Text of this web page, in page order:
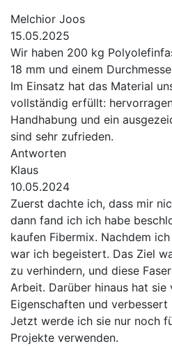
Melchior Joos
15.05.2025
Wir haben 200 kg
18 mm und einem
Im Einsatz hat das Material
vollständig erfüllt:
Handhabung und ein
sind sehr zufrieden.
Antworten
Klaus
10.05.2024
Zuerst dachte ich, dass mir
dann fand ich ich habe
kaufen Fibermix. Nachdem
war ich begeistert. Das Ziel
zu verhindern, und diese
Arbeit. Darüber hinaus hat sie
Eigenschaften und
Jetzt werde ich sie nur noch
Projekte verwenden.